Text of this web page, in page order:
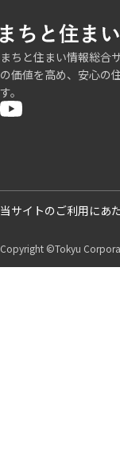
まちと住まい情報総合
の価値を高め、安心の
す。
フ
タ
ー
当サイトのご利用にあ
Copyright ©Tokyu